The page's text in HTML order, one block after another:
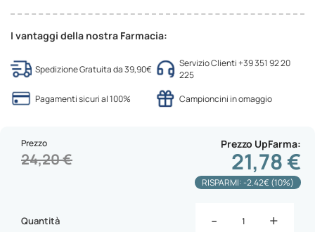
I vantaggi della nostra Farmacia:
Spedizione Gratuita da 39,90€
Servizio Clienti +39 351 92 20
225
Pagamenti sicuri al 100%
Campioncini in omaggio
Prezzo UpFarma
21,78 €
Prezzo
24,20 €
RISPARMI: -2.42€ (10%)
Quantità - +